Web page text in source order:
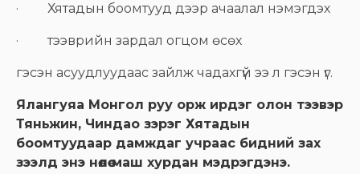
· Хятадын боомтууд дээр ачаалал нэмэгдэх
· тээврийн зардал огцом өсөх
гэсэн асуудлуудаас зайлж чадахгүй ээ л гэсэн үг.
Ялангуяа Монгол руу орж ирдэг олон тээвэр
Тяньжин, Чиндао зэрэг Хятадын
боомтуудаар дамждаг учраас бидний зах
зээлд энэ нөлөө маш хурдан мэдрэгдэнэ.